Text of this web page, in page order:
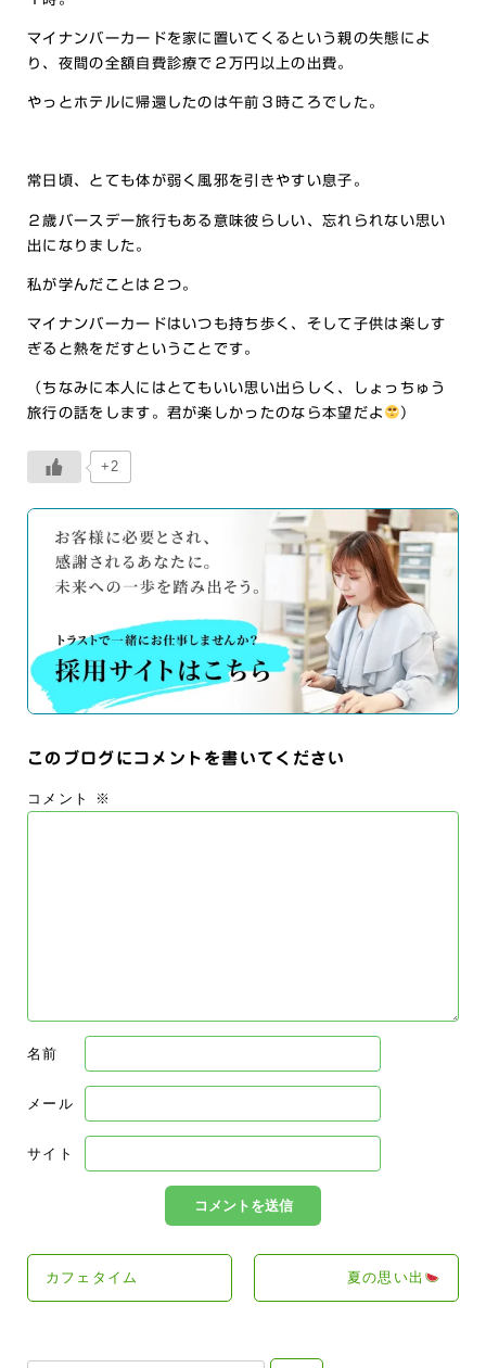
マイナンバーカードを家に置いてくるという親の失態によ
り、夜間の全額自費診療で２万円以上の出費。
やっとホテルに帰還したのは午前３時ころでした。
常日頃、とても体が弱く風邪を引きやすい息子。
２歳バースデー旅行もある意味彼らしい、忘れられない思い
出になりました。
私が学んだことは２つ。
マイナンバーカードはいつも持ち歩く、そして子供は楽しす
ぎると熱をだすということです。
（ちなみに本人にはとてもいい思い出らしく、しょっちゅう
旅行の話をします。君が楽しかったのなら本望だよ
）
+2
このブログにコメントを書いてください
コメント ※
名前
メール
サイト
カフェタイム 夏の思い出